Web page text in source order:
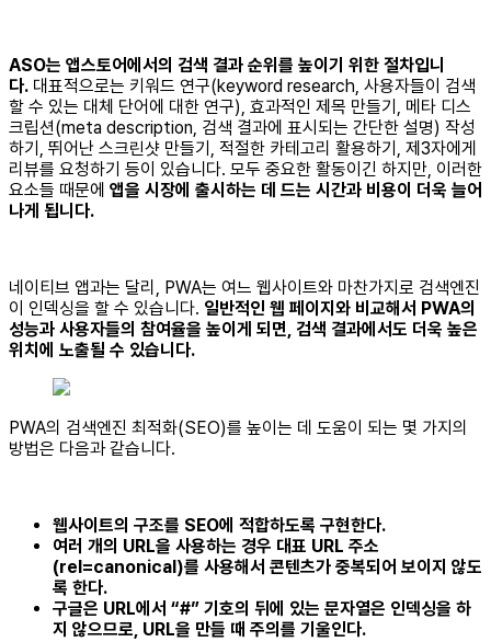
ASO는 앱스토어에서의 검색 결과 순위를 높이기 위한 절차입니
다. 대표적으로는 키워드 연구(keyword research, 사용자들이 검색
할 수 있는 대체 단어에 대한 연구), 효과적인 제목 만들기, 메타 디스
크립션(meta description, 검색 결과에 표시되는 간단한 설명) 작성
하기, 뛰어난 스크린샷 만들기, 적절한 카테고리 활용하기, 제3자에게
리뷰를 요청하기 등이 있습니다. 모두 중요한 활동이긴 하지만, 이러한
요소들 때문에 앱을 시장에 출시하는 데 드는 시간과 비용이 더욱 늘어
나게 됩니다.
네이티브 앱과는 달리, PWA는 여느 웹사이트와 마찬가지로 검색엔진
이 인덱싱을 할 수 있습니다. 일반적인 웹 페이지와 비교해서 PWA의
성능과 사용자들의 참여율을 높이게 되면, 검색 결과에서도 더욱 높은
위치에 노출될 수 있습니다.
PWA의 검색엔진 최적화(SEO)를 높이는 데 도움이 되는 몇 가지의
방법은 다음과 같습니다.
웹사이트의 구조를 SEO에 적합하도록 구현한다.
여러 개의 URL을 사용하는 경우 대표 URL 주소
(rel=canonical)를 사용해서 콘텐츠가 중복되어 보이지 않도
록 한다.
구글은 URL에서 “#” 기호의 뒤에 있는 문자열은 인덱싱을 하
지 않으므로, URL을 만들 때 주의를 기울인다.